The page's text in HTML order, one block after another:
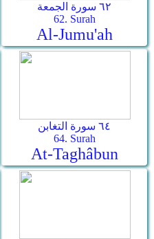
٦٢ سورة الجمعة
62. Surah
Al-Jumu'ah
٦٤ سورة التغابن
64. Surah
At-Taghâbun